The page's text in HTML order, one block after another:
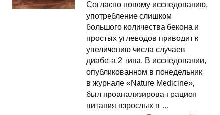
Согласно новому исследованию,
употребление слишком
большого количества бекона и
простых углеводов приводит к
увеличению числа случаев
диабета 2 типа. В исследовании,
опубликованном в понедельник
в журнале «Nature Medicine»,
был проанализирован рацион
питания взрослых в …